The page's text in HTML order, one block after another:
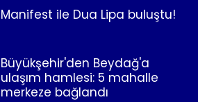
Manifest ile Dua Lipa buluştu!
Büyükşehir'den Beydağ'a
ulaşım hamlesi: 5 mahalle
merkeze bağlandı